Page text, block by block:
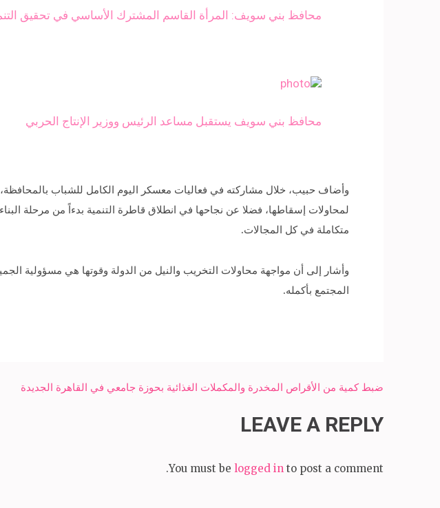
محافظ بني سويف: المرأة القاسم المشترك الأساسي في تحقيق
محافظ بني سويف يستقبل مساعد الرئيس ووزير الإنتاج الحربي
وأضاف حبيب، خلال مشاركته في فعاليات معسكر اليوم الكامل للشباب
لمحاولات إسقاطها، فضلا عن نجاحها في انطلاق قاطرة التنمية بدءاً من مرحلة
متكاملة في كل المجالات.
وأشار إلى أن مواجهة محاولات التخريب والنيل من الدولة وقوتها هي مسؤولية
المجتمع بأكمله.
Post
ضبط كمية من الأقراص المخدرة والمكملات الغذائية بحوزة جامعي في القاهرة الجديدة
LEAVE A REPLY
You must be logged in to post a comment.